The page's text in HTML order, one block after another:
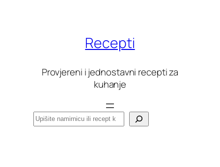
Recepti
Provjereni i jednostavni recepti za
kuhanje
Pretraga